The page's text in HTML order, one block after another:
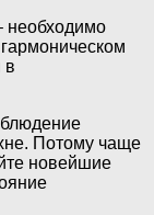
необходимо
в
Потому чаще
новейшие